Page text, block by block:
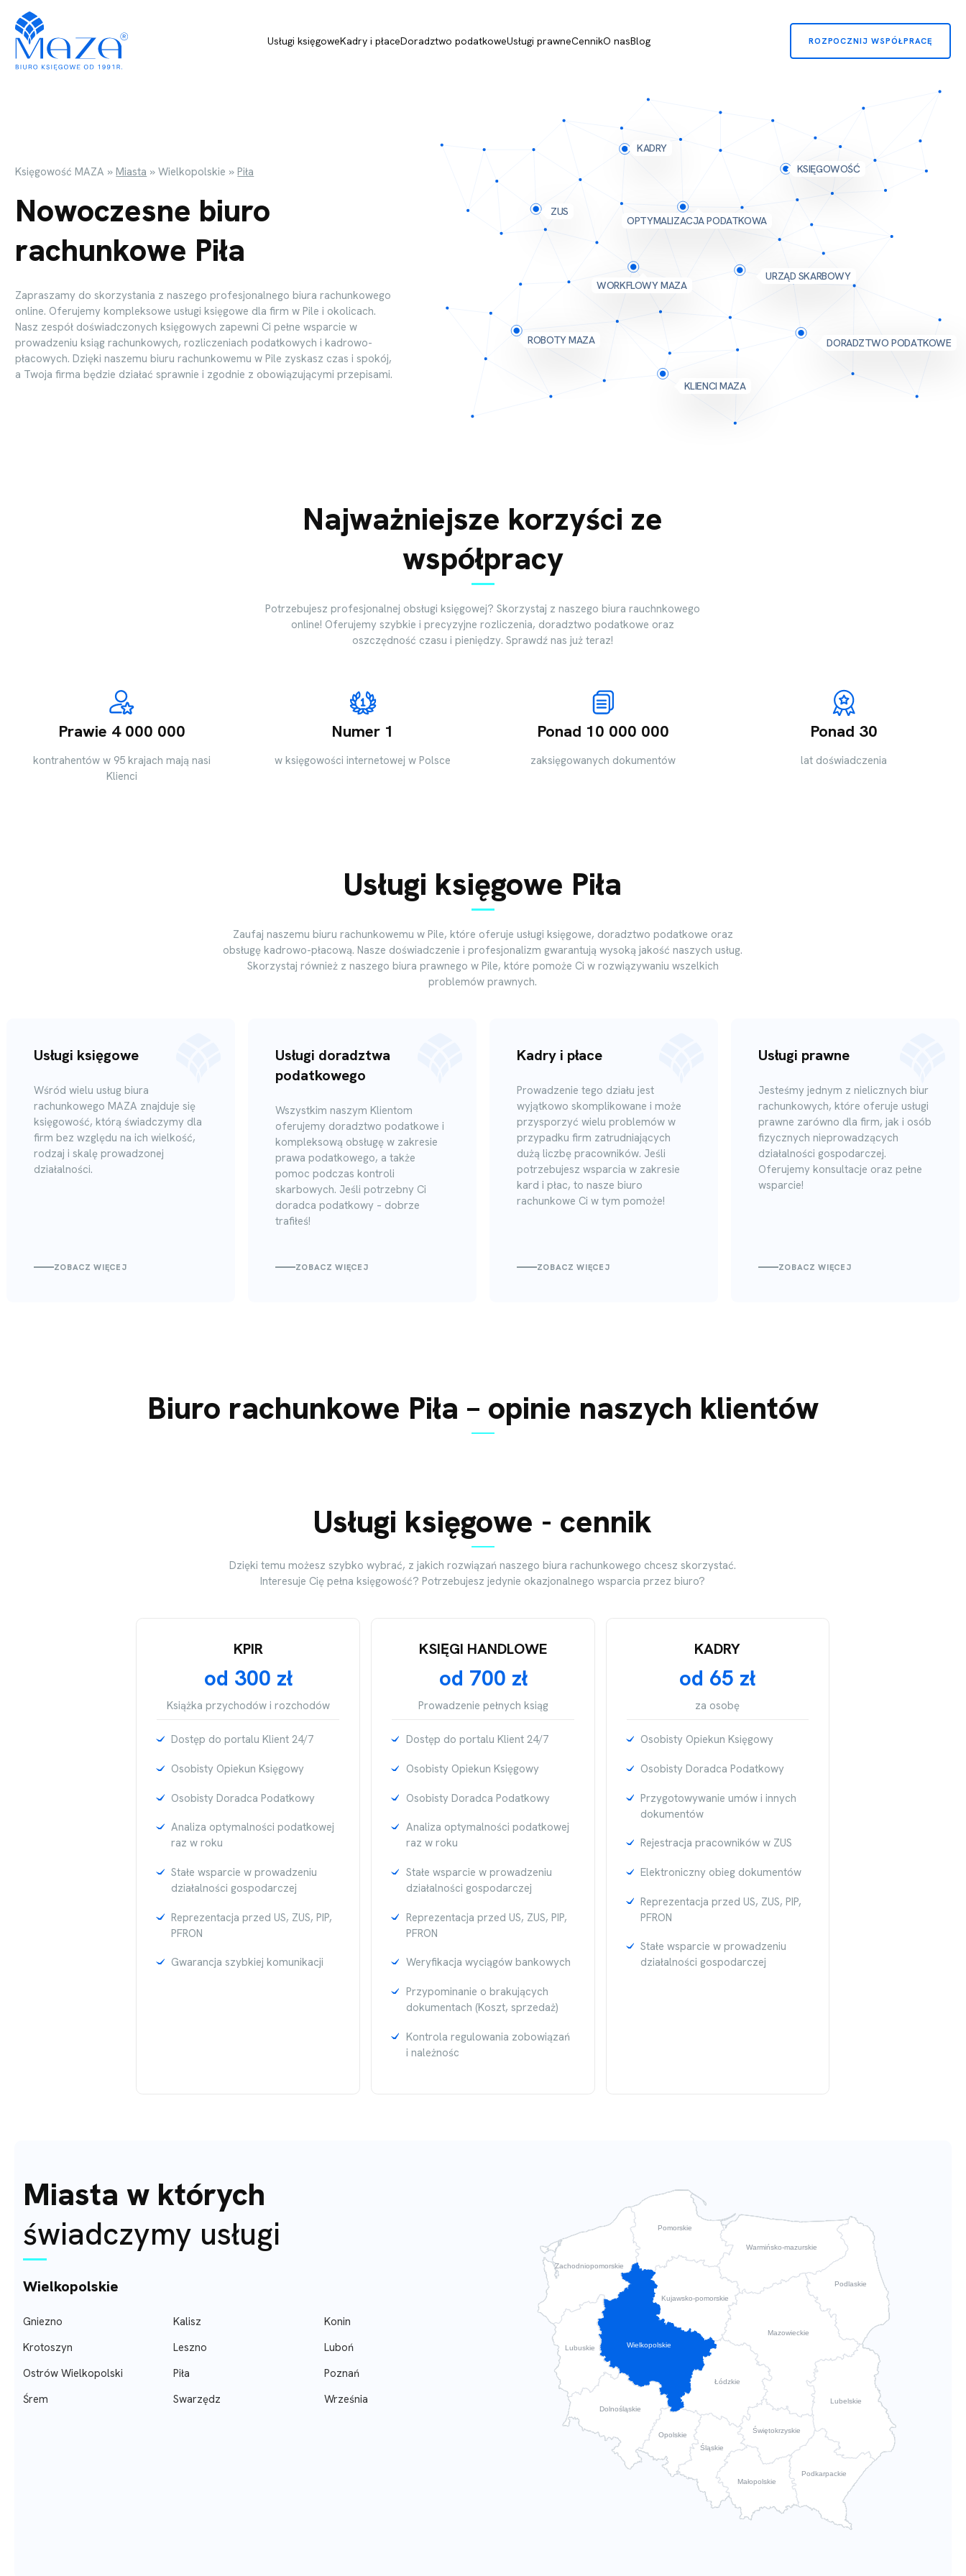
Usługi księgoweKadry i płaceDoradztwo podatkoweUsługi prawneCennikO nasBlog ROZPOCZNIJ WSPÓŁPRACĘ
Księgowość MAZA »Miasta »Wielkopolskie »Piła
Nowoczesne biuro
rachunkowe Piła
Zapraszamy do skorzystania z naszego profesjonalnego biura rachunkowego
online. Oferujemy kompleksowe usługi księgowe dla firm w Pile i okolicach.
Nasz zespół doświadczonych księgowych zapewni Ci pełne wsparcie w
prowadzeniu ksiąg rachunkowych, rozliczeniach podatkowych i kadrowo-
płacowych. Dzięki naszemu biuru rachunkowemu w Pile zyskasz czas i spokój,
a Twoja firma będzie działać sprawnie i zgodnie z obowiązującymi przepisami.
KADRY
WORKFLOWY MAZA
OPTYMALIZACJA PODATKOWA
KLIENCI MAZA
URZĄD SKARBOWY
DORADZTWO PODATKOWE
KSIĘGOWOŚĆ
ZUS
ROBOTY MAZA
Najważniejsze korzyści ze
współpracy
Potrzebujesz profesjonalnej obsługi księgowej? Skorzystaj z naszego biura rauchnkowego
online! Oferujemy szybkie i precyzyjne rozliczenia, doradztwo podatkowe oraz
oszczędność czasu i pieniędzy. Sprawdź nas już teraz!
Prawie 4 000 000
kontrahentów w 95 krajach mają nasi
Klienci
Numer 1
w księgowości internetowej w Polsce
Ponad 10 000 000
zaksięgowanych dokumentów
Ponad 30
lat doświadczenia
Usługi księgowe Piła
Zaufaj naszemu biuru rachunkowemu w Pile, które oferuje usługi księgowe, doradztwo podatkowe oraz
obsługę kadrowo-płacową. Nasze doświadczenie i profesjonalizm gwarantują wysoką jakość naszych usług.
Skorzystaj również z naszego biura prawnego w Pile, które pomoże Ci w rozwiązywaniu wszelkich
problemów prawnych.
Usługi księgowe
Wśród wielu usług biura
rachunkowego MAZA znajduje się
księgowość, którą świadczymy dla
firm bez względu na ich wielkość,
rodzaj i skalę prowadzonej
działalności.
ZOBACZ WIĘCEJ
Usługi doradztwa
podatkowego
Wszystkim naszym Klientom
oferujemy doradztwo podatkowe i
kompleksową obsługę w zakresie
prawa podatkowego, a także
pomoc podczas kontroli
skarbowych. Jeśli potrzebny Ci
doradca podatkowy – dobrze
trafiłeś!
ZOBACZ WIĘCEJ
Kadry i płace
Prowadzenie tego działu jest
wyjątkowo skomplikowane i może
przysporzyć wielu problemów w
przypadku firm zatrudniających
dużą liczbę pracowników. Jeśli
potrzebujesz wsparcia w zakresie
kard i płac, to nasze biuro
rachunkowe Ci w tym pomoże!
ZOBACZ WIĘCEJ
Usługi prawne
Jesteśmy jednym z nielicznych biur
rachunkowych, które oferuje usługi
prawne zarówno dla firm, jak i osób
fizycznych nieprowadzących
działalności gospodarczej.
Oferujemy konsultacje oraz pełne
wsparcie!
ZOBACZ WIĘCEJ
Biuro rachunkowe Piła – opinie naszych klientów
Usługi księgowe - cennik
Dzięki temu możesz szybko wybrać, z jakich rozwiązań naszego biura rachunkowego chcesz skorzystać.
Interesuje Cię pełna księgowość? Potrzebujesz jedynie okazjonalnego wsparcia przez biuro?
KPIR
od 300 zł
Książka przychodów i rozchodów
Dostęp do portalu Klient 24/7
Osobisty Opiekun Księgowy
Osobisty Doradca Podatkowy
Analiza optymalności podatkowej
raz w roku
Stałe wsparcie w prowadzeniu
działalności gospodarczej
Reprezentacja przed US, ZUS, PIP,
PFRON
Gwarancja szybkiej komunikacji
KSIĘGI HANDLOWE
od 700 zł
Prowadzenie pełnych ksiąg
Dostęp do portalu Klient 24/7
Osobisty Opiekun Księgowy
Osobisty Doradca Podatkowy
Analiza optymalności podatkowej
raz w roku
Stałe wsparcie w prowadzeniu
działalności gospodarczej
Reprezentacja przed US, ZUS, PIP,
PFRON
Weryfikacja wyciągów bankowych
Przypominanie o brakujących
dokumentach (Koszt, sprzedaż)
Kontrola regulowania zobowiązań
i należnośc
KADRY
od 65 zł
za osobę
Osobisty Opiekun Księgowy
Osobisty Doradca Podatkowy
Przygotowywanie umów i innych
dokumentów
Rejestracja pracowników w ZUS
Elektroniczny obieg dokumentów
Reprezentacja przed US, ZUS, PIP,
PFRON
Stałe wsparcie w prowadzeniu
działalności gospodarczej
Miasta w których
świadczymy usługi
Wielkopolskie
Gniezno Kalisz
Konin
Krotoszyn
Leszno
Luboń
Ostrów Wielkopolski
Piła
Poznań
Śrem
Swarzędz Września
Dolnośląskie
Kujawsko-pomorskie
Lubelskie
Lubuskie
Łódzkie
Małopolskie
Mazowieckie
Opolskie
Podkarpackie
Podlaskie
Pomorskie
Śląskie
Świętokrzyskie
Warmińsko-mazurskie
Wielkopolskie
Zachodniopomorskie